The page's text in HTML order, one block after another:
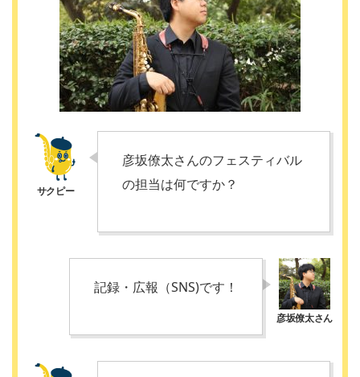
彦坂僚太さんのフェスティバル
の担当は何ですか？
記録・広報（SNS)です！